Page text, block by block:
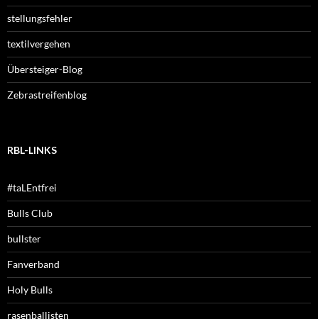
stellungsfehler
textilvergehen
Übersteiger-Blog
Zebrastreifenblog
RBL-LINKS
#taLEntfrei
Bulls Club
bullster
Fanverband
Holy Bulls
rasenballisten